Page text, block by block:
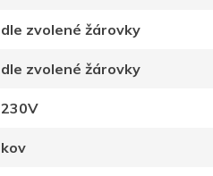
dle zvolené žárovky
dle zvolené žárovky
230V
kov